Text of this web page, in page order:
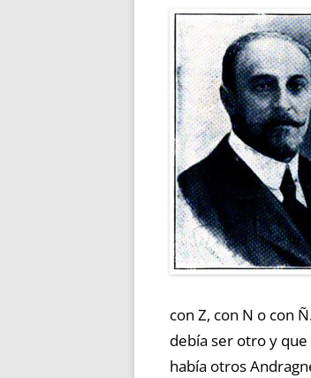
con Z, con N o con
debía ser otro y
había otros